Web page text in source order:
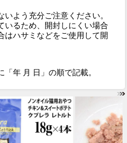
よう充分ご注意ください。
いるため、開封しにくい場合
はハサミなどをご使用して開
年 月 日」の順で記載。